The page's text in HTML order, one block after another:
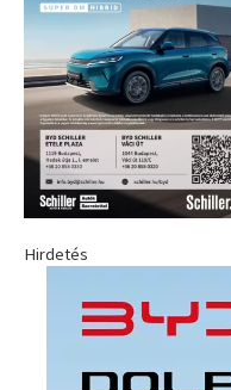
Hirdetés